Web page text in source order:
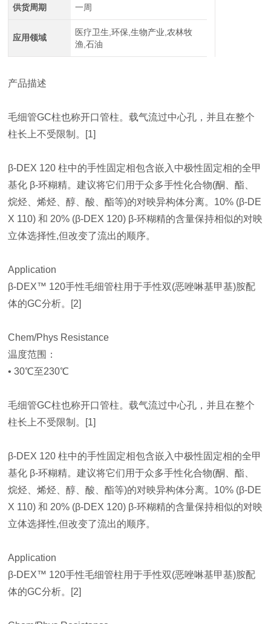
供货周期 一周
应用领域
医疗卫生,环保,生物产业,农林牧
渔,石油
产品描述
毛细管GC柱也称开口管柱。载气流过中心孔，并且在整个
柱长上不受限制。[1]
β-DEX 120 柱中的手性固定相包含嵌入中极性固定相的全甲
基化 β-环糊精。建议将它们用于众多手性化合物(酮、酯、
烷烃、烯烃、醇、酸、酯等)的对映异构体分离。10% (β-DE
X 110) 和 20% (β-DEX 120) β-环糊精的含量保持相似的对映
立体选择性,但改变了流出的顺序。
Application
β-DEX™ 120手性毛细管柱用于手性双(恶唑啉基甲基)胺配
体的GC分析。[2]
Chem/Phys Resistance
温度范围：
• 30℃至230℃
毛细管GC柱也称开口管柱。载气流过中心孔，并且在整个
柱长上不受限制。[1]
β-DEX 120 柱中的手性固定相包含嵌入中极性固定相的全甲
基化 β-环糊精。建议将它们用于众多手性化合物(酮、酯、
烷烃、烯烃、醇、酸、酯等)的对映异构体分离。10% (β-DE
X 110) 和 20% (β-DEX 120) β-环糊精的含量保持相似的对映
立体选择性,但改变了流出的顺序。
Application
β-DEX™ 120手性毛细管柱用于手性双(恶唑啉基甲基)胺配
体的GC分析。[2]